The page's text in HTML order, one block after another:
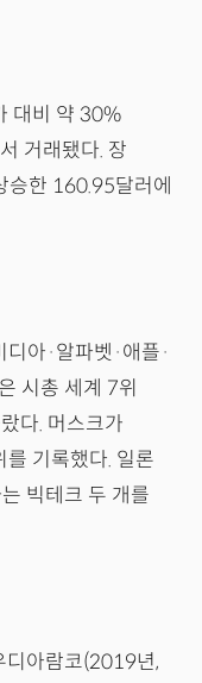
대비 약 30%
거래됐다. 장
승한 160.95달러에
아·알파벳·애플·
시총 세계 7위
다. 머스크가
기록했다. 일론
빅테크 두 개를
디아람코(2019년,